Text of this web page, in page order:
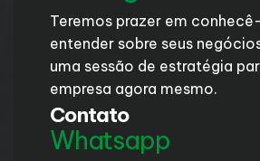
Teremos prazer em
entender sobre seus
uma sessão de estratégia
empresa agora mesmo.
Contato
Whatsapp